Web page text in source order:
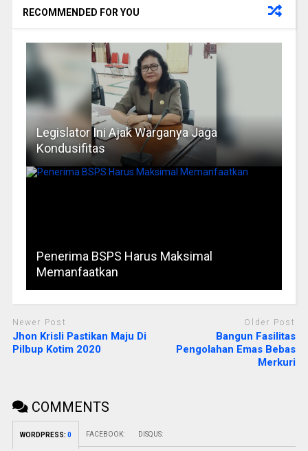
RECOMMENDED FOR YOU
Legislator Ini Ajak Warganya Jaga
Kondusifitas
Penerima BSPS Harus Maksimal
Memanfaatkan
Newer Post
Jhon Krisli Pastikan Maju Di
Pilbup Kotim 2020
Older Post
Bangun Fasilitas
Pengolahan Emas Bebas
Merkuri
COMMENTS
WORDPRESS: 0 FACEBOOK: DISQUS: